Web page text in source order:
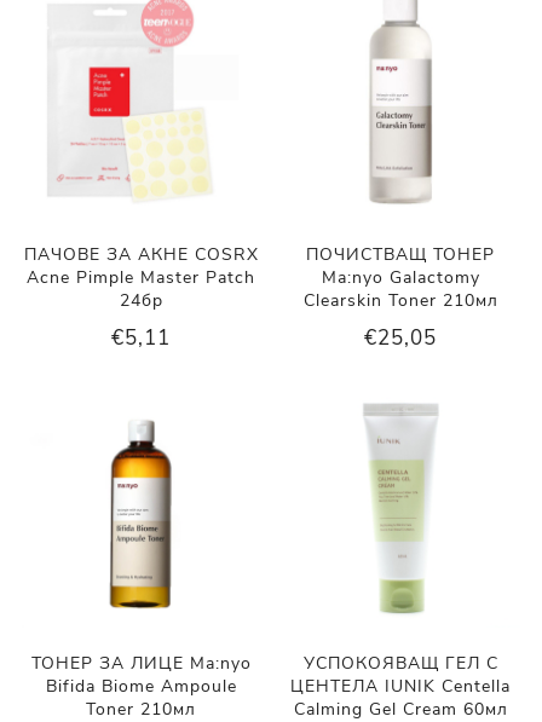
ПАЧОВЕ ЗА АКНЕ COSRX
Acne Pimple Master Patch
24бр
€5,11
ПОЧИСТВАЩ ТОНЕР
Ma:nyo Galactomy
Clearskin Toner 210мл
€25,05
ТОНЕР ЗА ЛИЦЕ Ma:nyo
Bifida Biome Ampoule
Toner 210мл
УСПОКОЯВАЩ ГЕЛ С
ЦЕНТЕЛА IUNIK Centella
Calming Gel Cream 60мл